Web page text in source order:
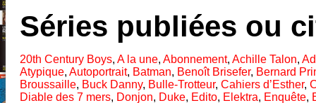
Séries publiées ou
20th Century Boys, A la une, Abonnement, Achille Talon,
Atypique, Autoportrait, Batman, Benoît Brisefer, Bernard
Broussaille, Buck Danny, Bulle-Trotteur, Cahiers d’Esther,
Diable des 7 mers, Donjon, Duke, Edito, Elektra, Enquête,